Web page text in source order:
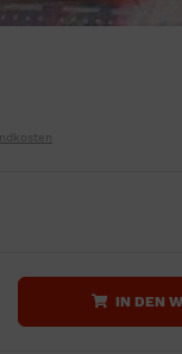
IN DEN